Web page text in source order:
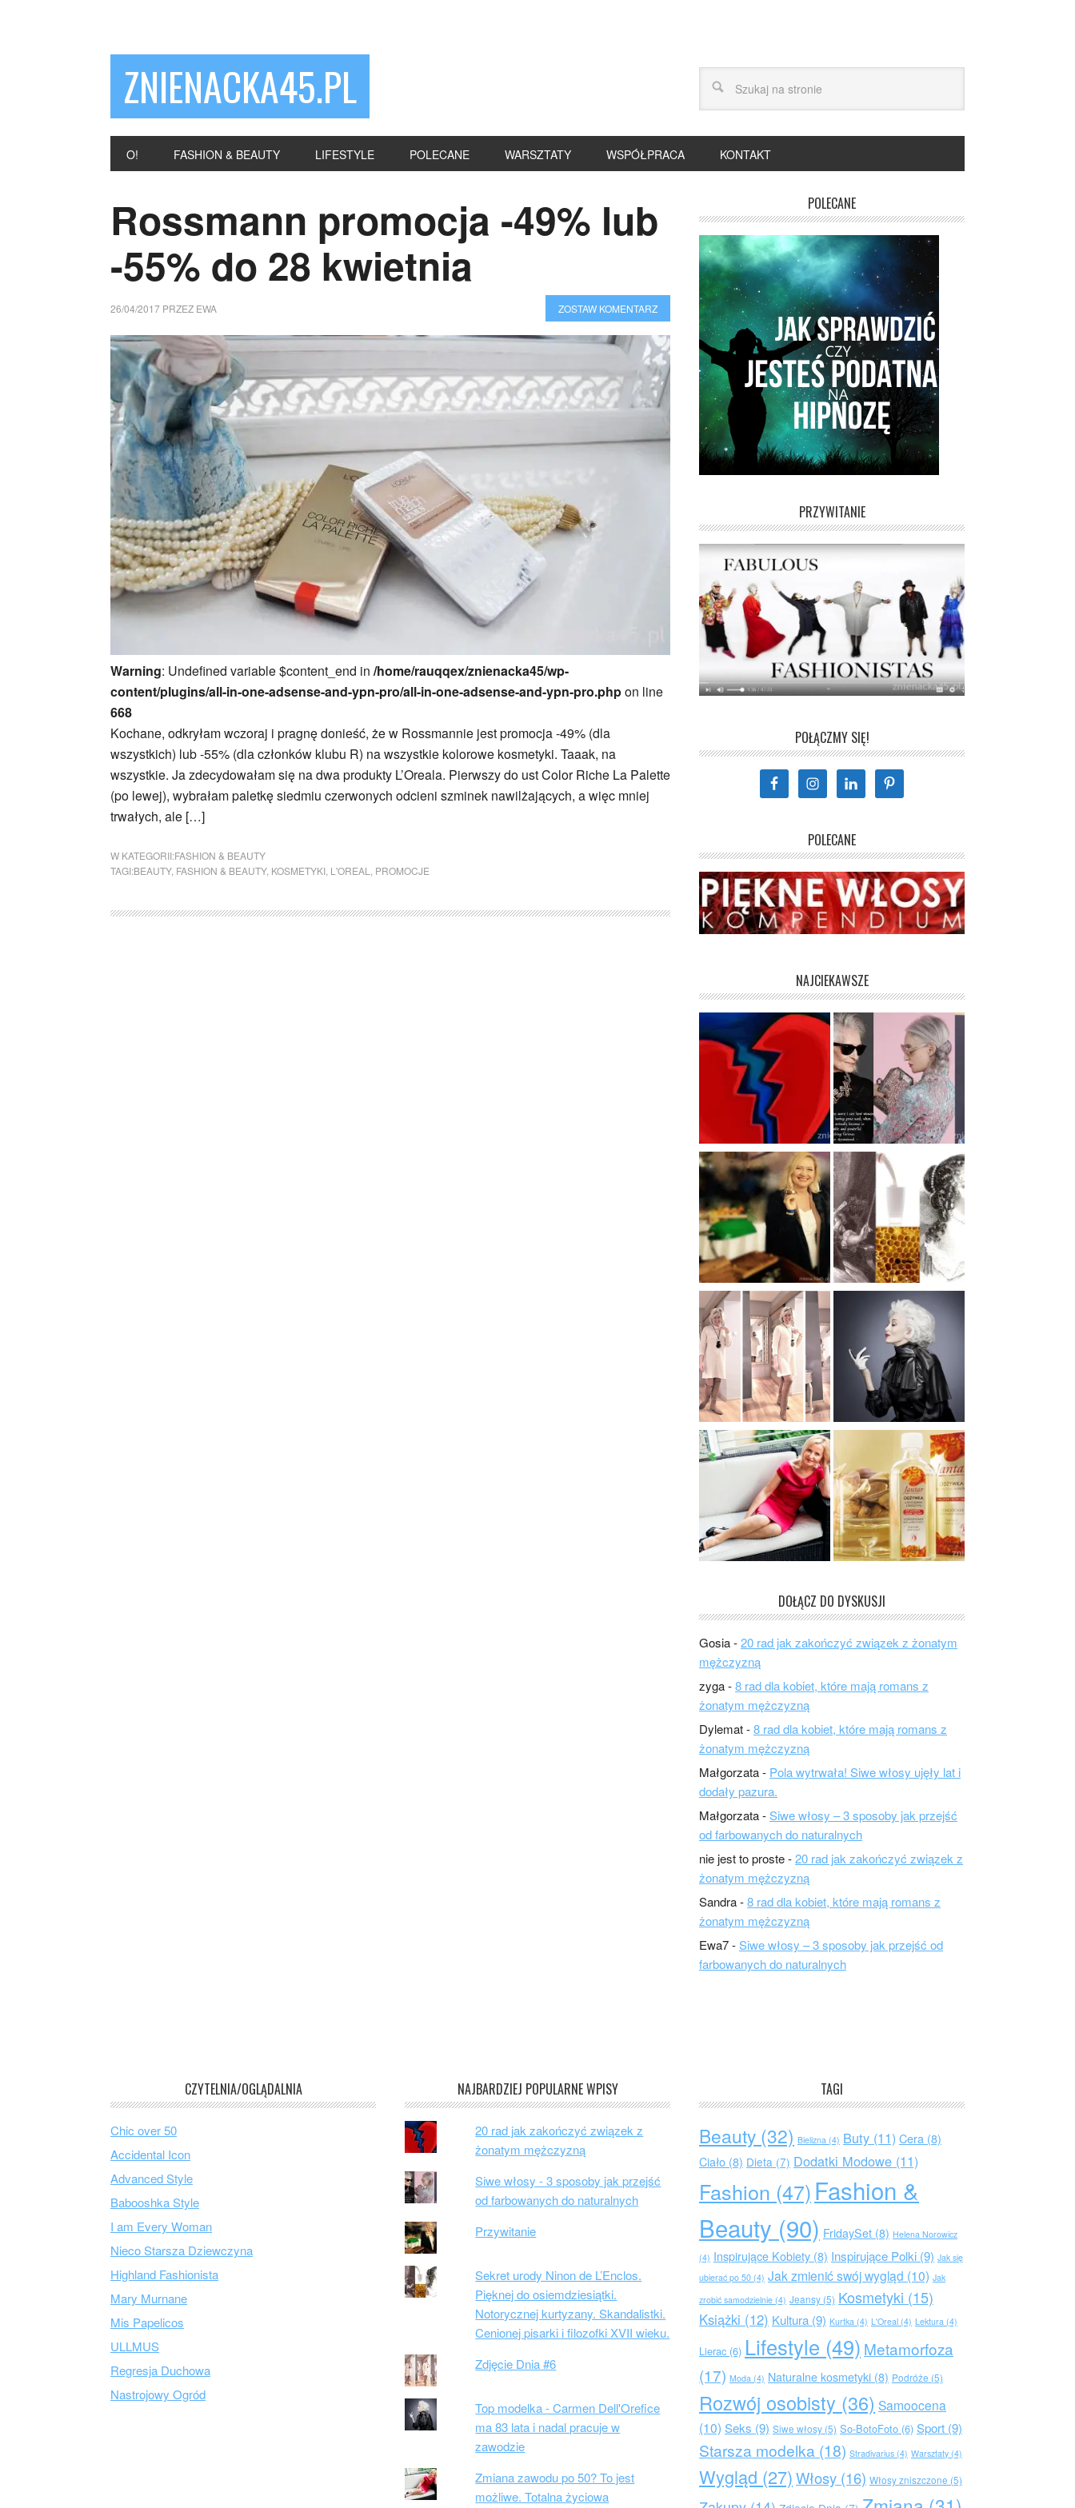
ZNIENACKA45.PL
O! FASHION & BEAUTY LIFESTYLE POLECANE WARSZTATY WSPÓŁPRACA KONTAKT
Rossmann promocja -49% lub
-55% do 28 kwietnia
26/04/2017 PRZEZ EWA ZOSTAW KOMENTARZ
Warning: Undefined variable $content_end in /home/rauqqex/znienacka45/wp-
content/plugins/all-in-one-adsense-and-ypn-pro/all-in-one-adsense-and-ypn-pro.phpon line
668
Kochane, odkryłam wczoraj i pragnę donieść, że w Rossmannie jest promocja -49% (dla
wszystkich) lub -55% (dla członków klubu R) na wszystkie kolorowe kosmetyki. Taaak, na
wszystkie. Ja zdecydowałam się na dwa produkty L’Oreala. Pierwszy do ust Color Riche La Palette
(po lewej), wybrałam paletkę siedmiu czerwonych odcieni szminek nawilżających, a więc mniej
trwałych, ale […]
W KATEGORII:FASHION & BEAUTY
TAGI:BEAUTY, FASHION & BEAUTY, KOSMETYKI L'OREAL PROMOCJE
POLECANE
PRZYWITANIE
POŁĄCZMY SIĘ!
POLECANE
NAJCIEKAWSZE
DOŁĄCZ DO DYSKUSJI
Gosia-20 rad jak zakończyć związek z żonatym
mężczyzną
zyga-8 rad dla kobiet, które mają romans z
żonatym mężczyzną
Dylemat-8 rad dla kobiet, które mają romans z
żonatym mężczyzną
Małgorzata- Pola wytrwała! Siwe włosy ujęły lat i
dodały pazura.
Małgorzata-Siwe włosy – 3 sposoby jak przejść
od farbowanych do naturalnych
nie jest to proste-20 rad jak zakończyć związek z
żonatym mężczyzną
Sandra-8 rad dla kobiet, które mają romans z
żonatym mężczyzną
Ewa7-Siwe włosy – 3 sposoby jak przejść od
farbowanych do naturalnych
CZYTELNIA/OGLĄDALNIA
Chic over 50
Accidental Icon
Advanced Style
Babooshka Style
I am Every Woman
Nieco Starsza Dziewczyna
Highland Fashionista
Mary Murnane
Mis Papelicos
ULLMUS
Regresja Duchowa
Nastrojowy Ogród
NAJBARDZIEJ POPULARNE WPISY
20 rad jak zakończyć związek z
żonatym mężczyzną
Siwe włosy - 3 sposoby jak przejść
od farbowanych do naturalnych
Przywitanie
Sekret urody Ninon de L’Enclos.
Pięknej do osiemdziesiątki.
Notorycznej kurtyzany. Skandalistki.
Cenionej pisarki i filozofki XVII wieku.
Zdjęcie Dnia #6
Top modelka - Carmen Dell'Orefice
ma 83 lata i nadal pracuje w
zawodzie
Zmiana zawodu po 50? To jest
możliwe. Totalna życiowa
TAGI
Beauty (32) Bielizna (4) Buty (11) Cera (8)
Ciało (8) Dieta (7) Dodatki Modowe (11)
Fashion (47)Fashion &
Beauty (90) FridaySet (8) Helena Norowicz
(4) Inspirujące Kobiety (8) Inspirujące Polki (9) Jak się
ubierać po 50 (4) Jak zmienić swój wygląd (10) Jak
zrobić samodzielnie (4) Jeansy (5) Kosmetyki (15)
Książki (12) Kultura (9) Kurtka (4) L'Oreal (4) Lektura (4)
Lierac (6) Lifestyle (49) Metamorfoza
(17) Moda (4) Naturalne kosmetyki (8) Podróże (5)
Rozwój osobisty (36) Samoocena
(10) Seks (9) Siwe włosy (5) So-BotoFoto (6) Sport (9)
Starsza modelka (18) Stradivarius (4) Warsztaty (4)
Wygląd (27)Włosy (16) Włosy zniszczone (5)